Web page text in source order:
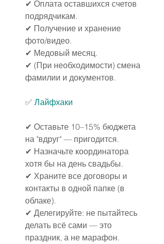
✔ Оплата оставшихся счетов
подрядчикам.
✔ Получение и хранение
фото/видео.
✔ Медовый месяц.
✔ (При необходимости) смена
фамилии и документов.
✅ Лайфхаки
✔ Оставьте 10–15% бюджета
на "вдруг" — пригодится.
✔ Назначьте координатора
хотя бы на день свадьбы.
✔ Храните все договоры и
контакты в одной папке (в
облаке).
✔ Делегируйте: не пытайтесь
делать всё сами — это
праздник, а не марафон.